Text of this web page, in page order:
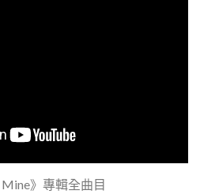
》專輯全曲目